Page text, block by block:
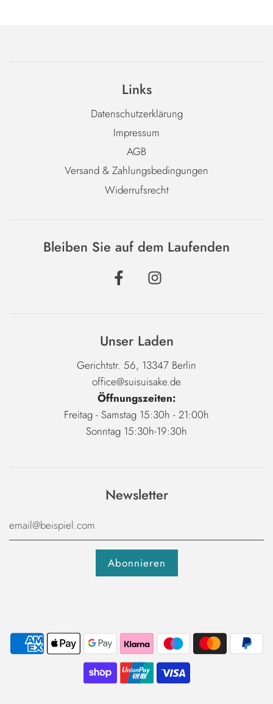
Links
Datenschutzerklärung
Impressum
AGB
Versand & Zahlungsbedingungen
Widerrufsrecht
Bleiben Sie auf dem Laufenden
Unser Laden
Gerichtstr. 56, 13347 Berlin
office@suisuisake.de
Öffnungszeiten:
Freitag - Samstag 15:30h - 21:00h
Sonntag 15:30h-19:30h
Newsletter